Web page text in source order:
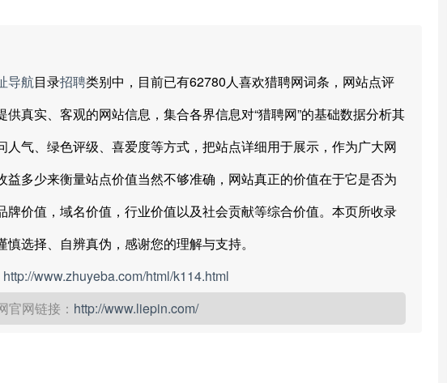
导航目录招聘类别中，目前已有62780人喜欢猎聘网词条，网站点评
真实、客观的网站信息，集合各界信息对“猎聘网”的基础数据分析其
气、绿色评级、喜爱度等方式，把站点详细用于展示，作为广大网
多少来衡量站点价值当然不够准确，网站真正的价值在于它是否为
价值，域名价值，行业价值以及社会贡献等综合价值。本页所收录
选择、自辨真伪，感谢您的理解与支持。
http://www.zhuyeba.com/html/k114.html
官网链接： http://www.liepin.com/